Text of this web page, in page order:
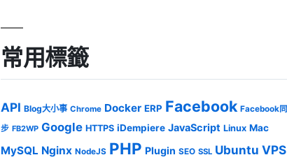
常用標籤
API Blog大小事 Chrome Docker ERP Facebook Facebook同
步 FB2WP Google HTTPS iDempiere JavaScript Linux Mac
MySQL Nginx NodeJS PHP Plugin SEO SSL Ubuntu VPS